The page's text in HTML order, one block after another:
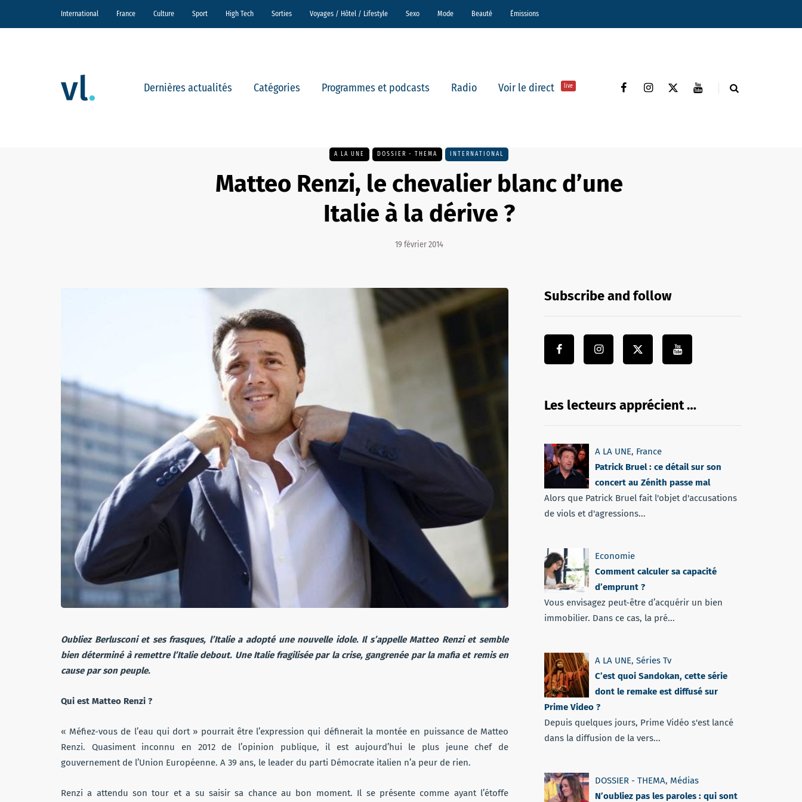
International France Culture Sport High Tech Sorties Voyages / Hôtel / Lifestyle Sexo Mode Beauté Émissions
Dernières actualités Catégories Programmes et podcasts Radio Voir le direct live
A LA UNE DOSSIER - THEMA INTERNATIONAL
Matteo Renzi, le chevalier blanc d’une
Italie à la dérive ?
19 février 2014
Oubliez Berlusconi et ses frasques, l’Italie a adopté une nouvelle idole. Il s’appelle Matteo Renzi et semble
bien déterminé à remettre l’Italie debout. Une Italie fragilisée par la crise, gangrenée par la mafia et remis en
cause par son peuple.
Qui est Matteo Renzi ?
« Méfiez-vous de l’eau qui dort » pourrait être l’expression qui définerait la montée en puissance de Matteo
Renzi. Quasiment inconnu en 2012 de l’opinion publique, il est aujourd’hui le plus jeune chef de
gouvernement de l’Union Européenne. A 39 ans, le leader du parti Démocrate italien n’a peur de rien.
Renzi a attendu son tour et a su saisir sa chance au bon moment. Il se présente comme ayant l’étoffe
Subscribe and follow
Les lecteurs apprécient …
A LA UNE, France
Patrick Bruel : ce détail sur son
concert au Zénith passe mal
Alors que Patrick Bruel fait l'objet d'accusations
de viols et d'agressions...
Economie
Comment calculer sa capacité
d’emprunt ?
Vous envisagez peut-être d’acquérir un bien
immobilier. Dans ce cas, la pré...
A LA UNE, Séries Tv
C’est quoi Sandokan, cette série
dont le remake est diffusé sur
Prime Video ?
Depuis quelques jours, Prime Vidéo s'est lancé
dans la diffusion de la vers...
DOSSIER - THEMA, Médias
N’oubliez pas les paroles : qui sont